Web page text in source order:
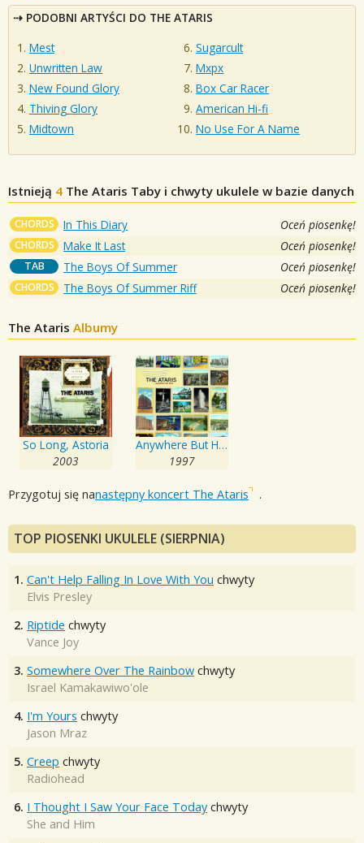
PODOBNI ARTYŚCI DO THE ATARIS
Mest
Unwritten Law
New Found Glory
Thiving Glory
Midtown
Sugarcult
Mxpx
Box Car Racer
American Hi-fi
No Use For A Name
Istnieją 4 The Ataris Taby i chwyty ukulele w bazie danych
CHORDS In This Diary Oceń piosenkę!
CHORDS Make It Last Oceń piosenkę!
TAB The Boys Of Summer Oceń piosenkę!
CHORDS The Boys Of Summer Riff Oceń piosenkę!
The Ataris Albumy
So Long, Astoria
2003
Anywhere But Here
1997
Przygotuj się nanastępny koncert The Ataris .
TOP PIOSENKI UKULELE (SIERPNIA)
1. Can't Help Falling In Love With You chwyty
Elvis Presley
2. Riptide chwyty
Vance Joy
3. Somewhere Over The Rainbow chwyty
Israel Kamakawiwo'ole
4. I'm Yours chwyty
Jason Mraz
5. Creep chwyty
Radiohead
6. I Thought I Saw Your Face Today chwyty
She and Him